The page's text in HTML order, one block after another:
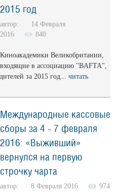
2015 год
автор: 14 Февраля
2016
840
Киноакадемики Великобритании,
входящие в ассоциацию "BAFTA",
за 2015 год... читать
Международные кассовые
сборы за 4 - 7 февраля
2016: «Выживший»
вернулся на первую
строчку чарта
автор: 8 Февраля 2016 974